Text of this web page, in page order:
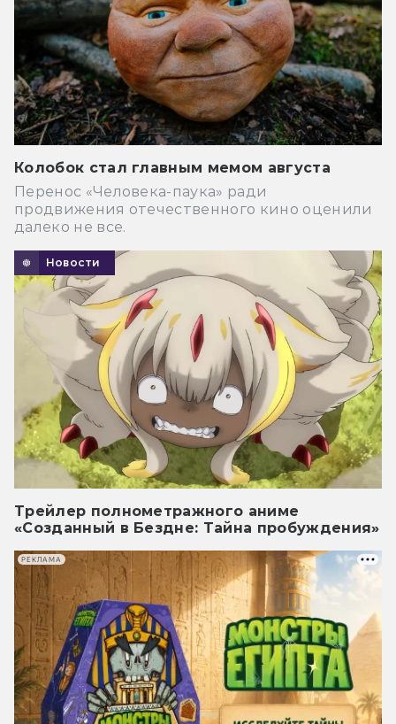
Колобок стал главным мемом августа
Перенос «Человека-паука» ради
продвижения отечественного кино оценили
далеко не все.
Новости
Трейлер полнометражного аниме
«Созданный в Бездне: Тайна пробуждения»
РЕКЛАМА